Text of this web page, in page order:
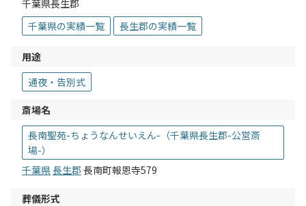
千葉県長生郡
千葉県の実績一覧
長生郡の実績一覧
用途
通夜・告別式
斎場名
長南聖苑-ちょうなんせいえん-（千葉県長生郡-公営斎
場-）
千葉県長生郡 長南町報恩寺579
葬儀形式